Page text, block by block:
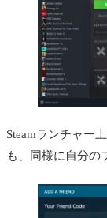
Steamランチャー
も、同様に自分の